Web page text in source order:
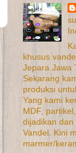
khusus
Jepara Jawa
Sekarang
produksi
Yang kami
MDF,
dijadikan
Vandel. Kini
marmer/